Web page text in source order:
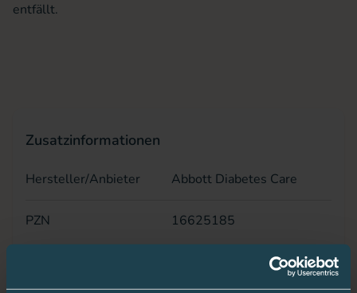
entfällt.
Zusatzinformationen
Hersteller/Anbieter Abbott Diabetes Care
PZN 16625185